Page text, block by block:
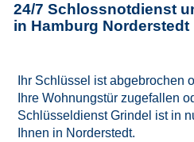
24/7 Schlossnotdienst
in Hamburg Norderstedt
Ihr Schlüssel ist abgebrochen
Ihre Wohnungstür zugefallen
Schlüsseldienst Grindel ist in
Ihnen in Norderstedt.